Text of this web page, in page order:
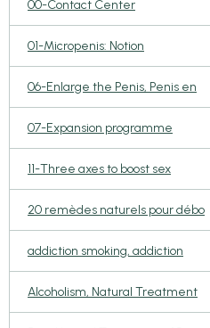
00-Contact Center
01-Micropenis: Notion
06-Enlarge the Penis, Penis en
07-Expansion programme
11-Three axes to boost sex
20 remèdes naturels pour débo
addiction smoking, addiction
Alcoholism, Natural Treatment